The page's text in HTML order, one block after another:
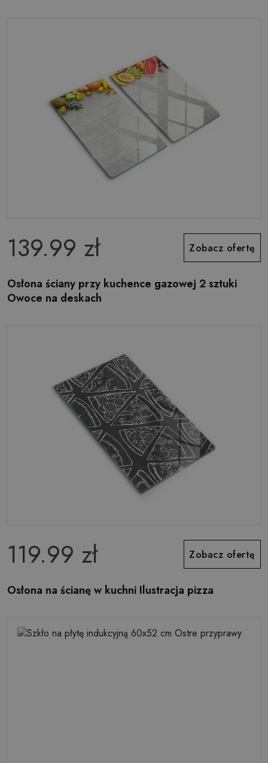
139.99 zł Zobacz ofertę
Osłona ściany przy kuchence gazowej 2 sztuki
Owoce na deskach
119.99 zł Zobacz ofertę
Osłona na ścianę w kuchni Ilustracja pizza